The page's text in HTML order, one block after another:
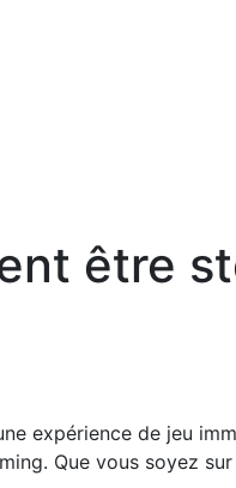
être
expérience de jeu
Que vous soyez